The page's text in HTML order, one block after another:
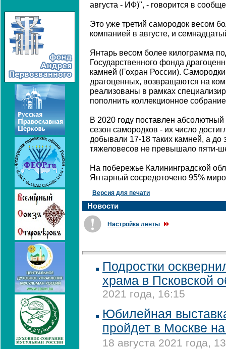
августа - ИФ)", - говорится в
Это уже третий самородок весом
компанией в августе, и
Янтарь весом более килограмма
Государственного фонда
камней (Гохран России).
драгоценных, возвращаются на
реализованы в рамках
пополнить коллекционное
В 2020 году поставлен
сезон самородков - их число
добывали 17-18 таких камней, а до
тяжеловесов не превышало пяти-
На побережье Калининградской
Янтарный сосредоточено 95%
Версия для печати
Новости
Настройка ленты
Подростки
храма в Псковской
2021 года, 16:15
Юбилейная
пройдет в Москве
18 августа 2021 года,